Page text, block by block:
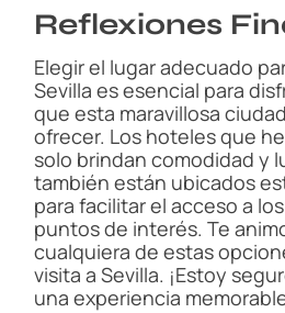
Reflexiones
Elegir el lugar adecuado
Sevilla es esencial para
que esta maravillosa
ofrecer. Los hoteles que
solo brindan comodidad y
también están ubicados
para facilitar el acceso a
puntos de interés. Te
cualquiera de estas
visita a Sevilla. ¡Estoy
una experiencia